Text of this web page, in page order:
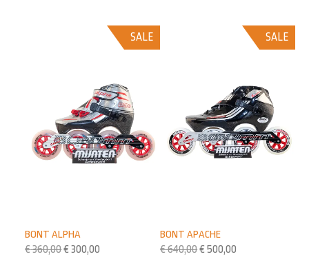
SALE
BONT APACHE
€640,00€ 500,00
SALE
BONT ALPHA
€360,00€ 300,00